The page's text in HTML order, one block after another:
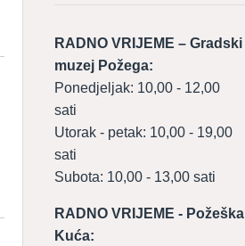
RADNO VRIJEME – Gradski
muzej Požega:
Ponedjeljak: 10,00 - 12,00
sati
Utorak - petak: 10,00 - 19,00
sati
Subota: 10,00 - 13,00 sati
RADNO VRIJEME - Požeška
Kuća: